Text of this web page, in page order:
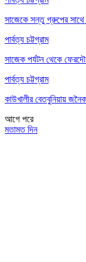
সাজেকে সন্তু গ্রুপের
পার্বত্য চট্টগ্রাম
সাজেক পর্যটন থেকে
পার্বত্য চট্টগ্রাম
কাউখালীর বেতবুনিয়ায়
আগে পরে
মতামত দিন